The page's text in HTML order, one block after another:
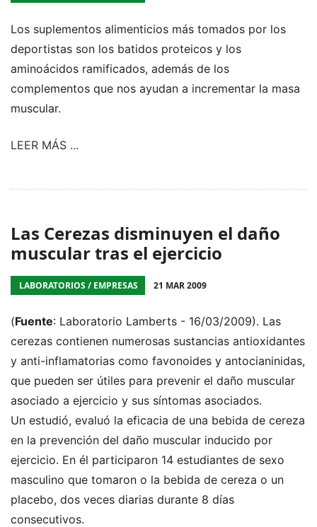
Los suplementos alimenticios más tomados por los
deportistas son los batidos proteicos y los
aminoácidos ramificados, además de los
complementos que nos ayudan a incrementar la masa
muscular.
LEER MÁS ...
Las Cerezas disminuyen el daño
muscular tras el ejercicio
LABORATORIOS / EMPRESAS 21 MAR 2009
(Fuente: Laboratorio Lamberts - 16/03/2009). Las
cerezas contienen numerosas sustancias antioxidantes
y anti-inflamatorias como favonoides y antocianinidas,
que pueden ser útiles para prevenir el daño muscular
asociado a ejercicio y sus síntomas asociados.
Un estudió, evaluó la eficacia de una bebida de cereza
en la prevención del daño muscular inducido por
ejercicio. En él participaron 14 estudiantes de sexo
masculino que tomaron o la bebida de cereza o un
placebo, dos veces diarias durante 8 días
consecutivos.